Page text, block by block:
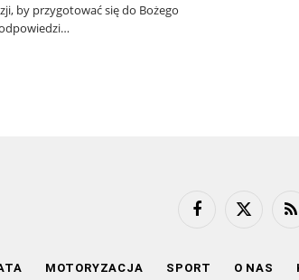
by przygotować się do Bożego
FacebookX
MOTORYZACJA SPORT O NAS